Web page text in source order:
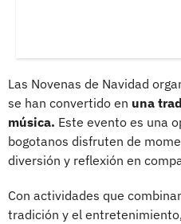
Las Novenas de Navidad
se han convertido en una
música. Este evento es una
bogotanos disfruten de
diversión y reflexión en
Con actividades que
tradición y el entretenimiento,